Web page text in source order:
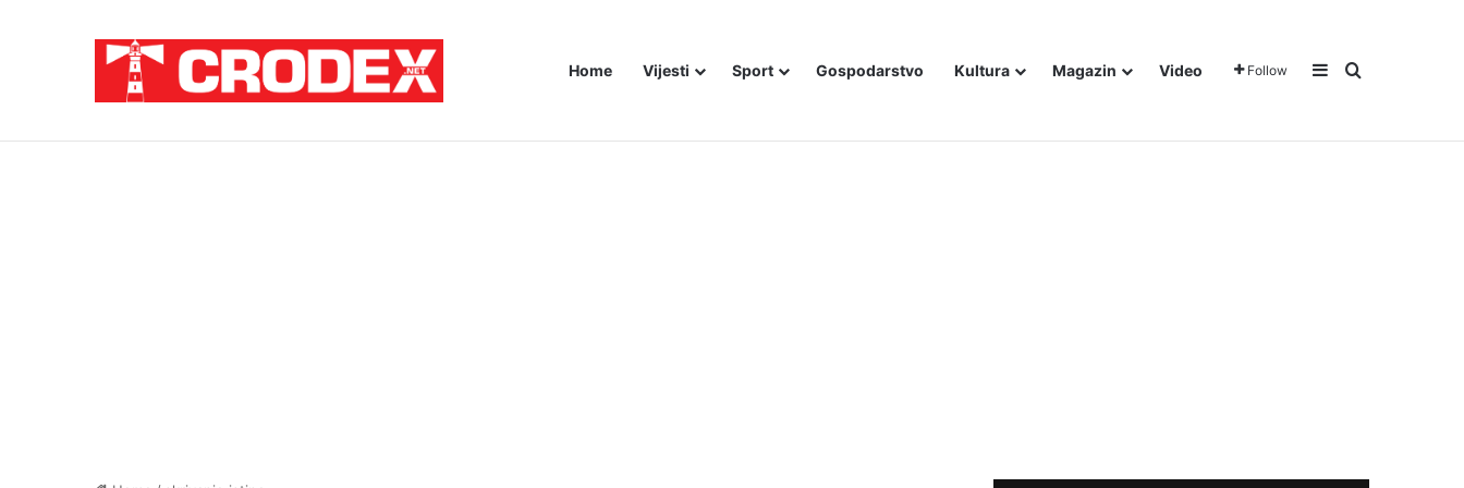
Home Vijesti Sport Gospodarstvo Kultura Magazin Video Follow Sidebar
Traži
Breaking News Sramota na hrvatski način: Za pedofile i ubojice idu inicijali, a za legendu Darija Šimića lisice i medijski linč